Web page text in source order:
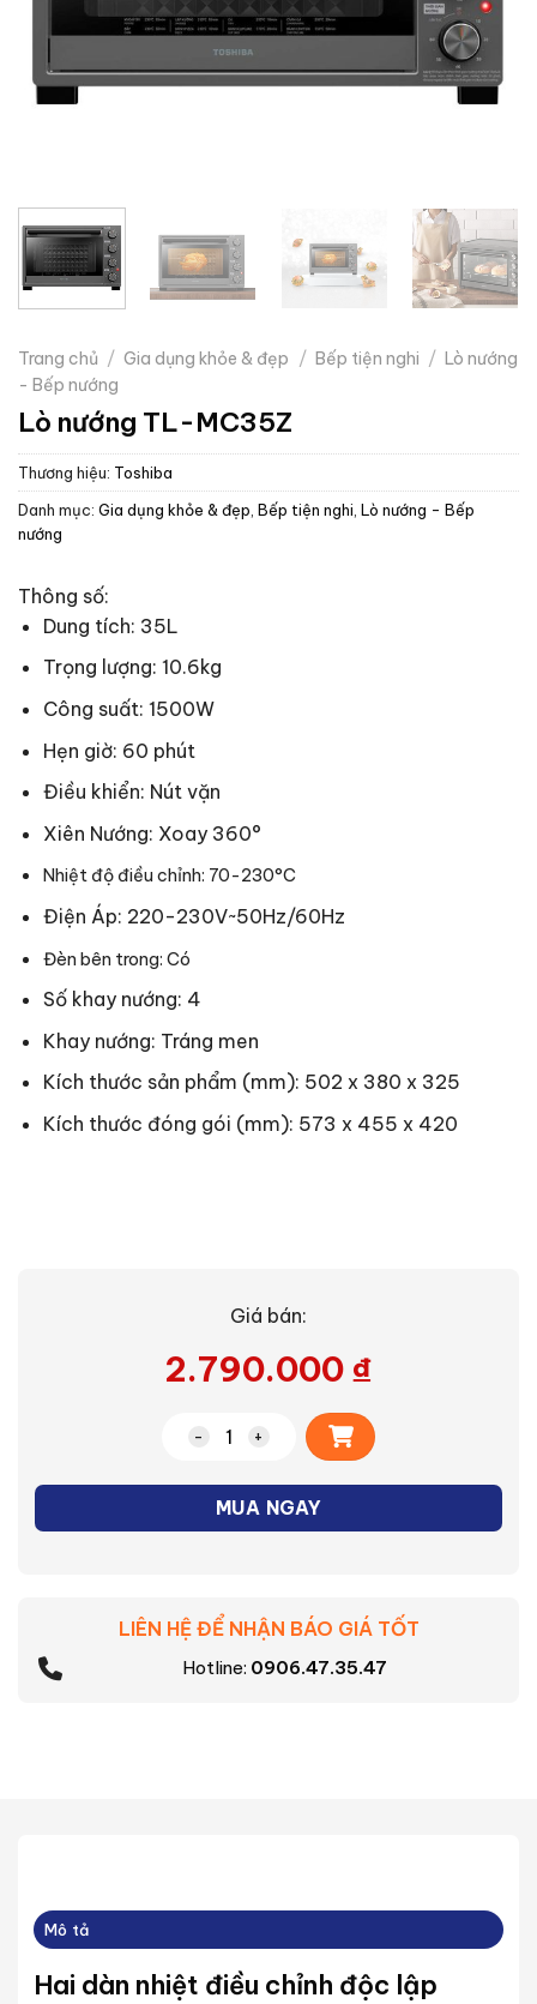
Trang chủ / Gia dụng khỏe & đẹp / Bếp tiện nghi / Lò nướng
- Bếp nướng
Lò nướng TL-MC35Z
Thương hiệu: Toshiba
Danh mục: Gia dụng khỏe & đẹp Bếp tiện nghi Lò nướng - Bếp
nướng
Thông số:
Dung tích: 35L
Trọng lượng: 10.6kg
Công suất: 1500W
Hẹn giờ: 60 phút
Điều khiển: Nút vặn
Xiên Nướng: Xoay 360°
Nhiệt độ điều chỉnh: 70-230°C
Điện Áp: 220-230V~50Hz/60Hz
Đèn bên trong: Có
Số khay nướng: 4
Khay nướng: Tráng men
Kích thước sản phẩm (mm): 502 x 380 x 325
Kích thước đóng gói (mm): 573 x 455 x 420
Giá bán:
2.790.000 ₫
Lò nướng TL-MC35Z số lượng
MUA NGAY
Alternative:
LIÊN HỆ ĐỂ NHẬN BÁO GIÁ TỐT
Hotline: 0906.47.35.47
Mô tả
Hai dàn nhiệt điều chỉnh độc lập